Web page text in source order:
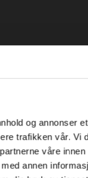
og annonser
trafikken vår. Vi
våre
annen